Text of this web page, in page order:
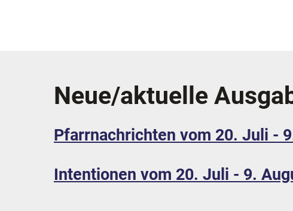
Neue/aktuelle
Pfarrnachrichten vom 20. Juli -
Intentionen vom 20. Juli - 9.